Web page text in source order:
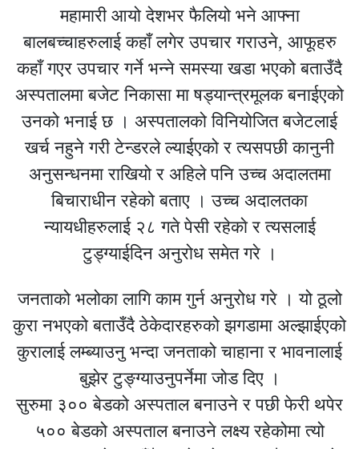
महामारी आयो देशभर फैलियो भने आफ्ना
बालबच्चाहरुलाई कहाँ लगेर उपचार गराउने, आफूहरु
कहाँ गएर उपचार गर्ने भन्ने समस्या खडा भएको बताउँदै
अस्पतालमा बजेट निकासा मा षड्यान्त्रमूलक बनाईएको
उनको भनाई छ । अस्पतालको विनियोजित बजेटलाई
खर्च नहुने गरी टेन्डरले ल्याईएको र त्यसपछी कानुनी
अनुसन्धनमा राखियो र अहिले पनि उच्च अदालतमा
बिचाराधीन रहेको बताए । उच्च अदालतका
न्यायधीहरुलाई २८ गते पेसी रहेकाे र त्यसलाई
टुड्ग्याईदिन अनुरोध समेत गरे ।
जनताको भलोका लागि काम गुर्न अनुरोध गरे । यो ठूलो
कुरा नभएको बताउँदै ठेकेदारहरुको झगडामा अल्झाईएको
कुरालाई लम्ब्याउनु भन्दा जनताको चाहाना र भावनालाई
बुझेर टुङ्ग्याउनुपर्नेमा जोड दिए ।
सुरुमा ३०० बेडको अस्पताल बनाउने र पछी फेरी थपेर
५०० बेडको अस्पताल बनाउने लक्ष्य रहेकोमा त्यो